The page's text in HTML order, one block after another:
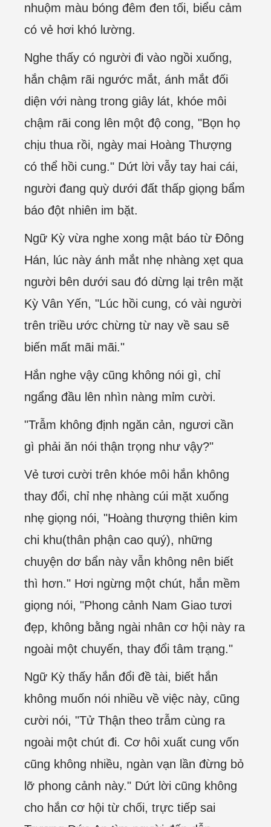
nhuộm màu bóng đêm đen tối, biểu cảm
có vẻ hơi khó lường.
Nghe thấy có người đi vào ngồi xuống,
hắn chậm rãi ngước mắt, ánh mắt đối
diện với nàng trong giây lát, khóe môi
chậm rãi cong lên một độ cong, "Bọn họ
chịu thua rồi, ngày mai Hoàng Thượng
có thể hồi cung." Dứt lời vẫy tay hai cái,
người đang quỳ dưới đất thấp giọng bẩm
báo đột nhiên im bặt.
Ngữ Kỳ vừa nghe xong mật báo từ Đông
Hán, lúc này ánh mắt nhẹ nhàng xẹt qua
người bên dưới sau đó dừng lại trên mặt
Kỳ Vân Yến, "Lúc hồi cung, có vài người
trên triều ước chừng từ nay về sau sẽ
biến mất mãi mãi."
Hắn nghe vậy cũng không nói gì, chỉ
ngẩng đầu lên nhìn nàng mỉm cười.
"Trẫm không định ngăn cản, ngươi cần
gì phải ăn nói thận trọng như vậy?"
Vẻ tươi cười trên khóe môi hắn không
thay đổi, chỉ nhẹ nhàng cúi mặt xuống
nhẹ giọng nói, "Hoàng thượng thiên kim
chi khu(thân phận cao quý), những
chuyện dơ bẩn này vẫn không nên biết
thì hơn." Hơi ngừng một chút, hắn mềm
giọng nói, "Phong cảnh Nam Giao tươi
đẹp, không bằng ngài nhân cơ hội này ra
ngoài một chuyến, thay đổi tâm trạng."
Ngữ Kỳ thấy hắn đổi đề tài, biết hắn
không muốn nói nhiều về việc này, cũng
cười nói, "Tử Thận theo trẫm cùng ra
ngoài một chút đi. Cơ hôi xuất cung vốn
cũng không nhiều, ngàn vạn lần đừng bỏ
lỡ phong cảnh này." Dứt lời cũng không
cho hắn cơ hội từ chối, trực tiếp sai